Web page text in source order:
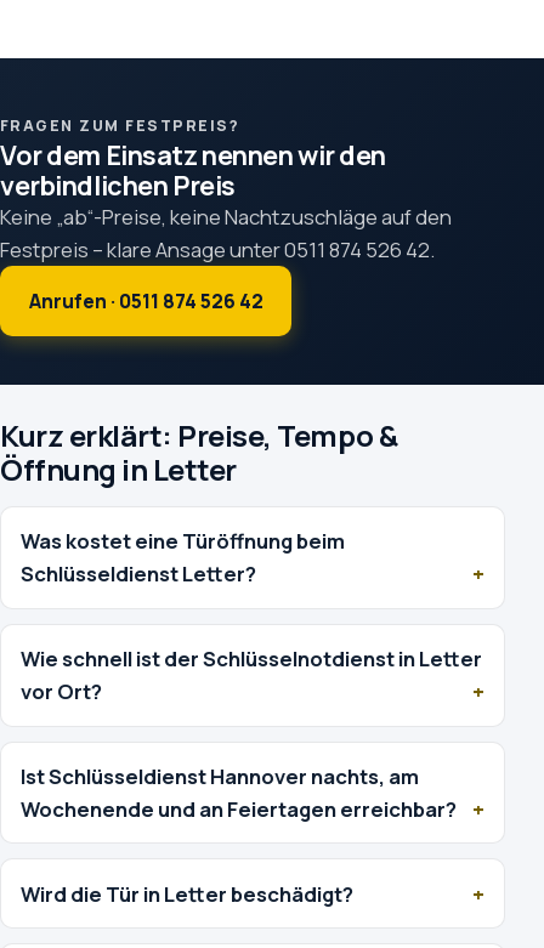
FRAGEN ZUM FESTPREIS?
Vor dem Einsatz nennen wir den
verbindlichen Preis
Keine „ab“-Preise, keine Nachtzuschläge auf den
Festpreis – klare Ansage unter 0511 874 526 42.
Anrufen · 0511 874 526 42
Kurz erklärt: Preise, Tempo &
Öffnung in Letter
Was kostet eine Türöffnung beim
Schlüsseldienst Letter?
Wie schnell ist der Schlüsselnotdienst in Letter
vor Ort?
Ist Schlüsseldienst Hannover nachts, am
Wochenende und an Feiertagen erreichbar?
Wird die Tür in Letter beschädigt?